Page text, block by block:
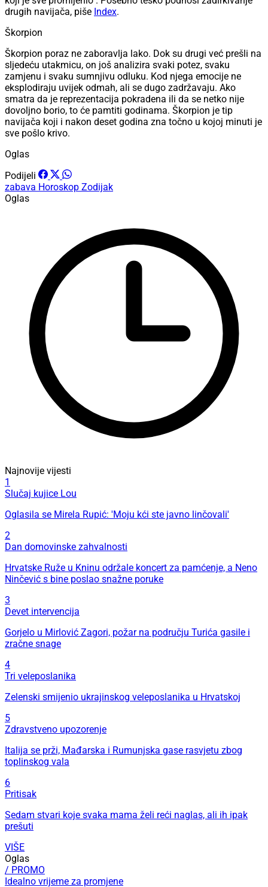
drugih navijača, piše Index.
Škorpion
Škorpion poraz ne zaboravlja lako. Dok su drugi već prešli na
sljedeću utakmicu, on još analizira svaki potez, svaku
zamjenu i svaku sumnjivu odluku. Kod njega emocije ne
eksplodiraju uvijek odmah, ali se dugo zadržavaju. Ako
smatra da je reprezentacija pokradena ili da se netko nije
dovoljno borio, to će pamtiti godinama. Škorpion je tip
navijača koji i nakon deset godina zna točno u kojoj minuti je
sve pošlo krivo.
Oglas
Podijeli
zabava Horoskop Zodijak
Oglas
Najnovije vijesti
1
Slučaj kujice Lou
Oglasila se Mirela Rupić: 'Moju kći ste javno linčovali'
2
Dan domovinske zahvalnosti
Hrvatske Ruže u Kninu održale koncert za pamćenje, a Neno
Ninčević s bine poslao snažne poruke
3
Devet intervencija
Gorjelo u Mirlović Zagori, požar na području Turića gasile i
zračne snage
4
Tri veleposlanika
Zelenski smijenio ukrajinskog veleposlanika u Hrvatskoj
5
Zdravstveno upozorenje
Italija se prži, Mađarska i Rumunjska gase rasvjetu zbog
toplinskog vala
6
Pritisak
Sedam stvari koje svaka mama želi reći naglas, ali ih ipak
prešuti
VIŠE
Oglas
/ PROMO
Idealno vrijeme za promjene